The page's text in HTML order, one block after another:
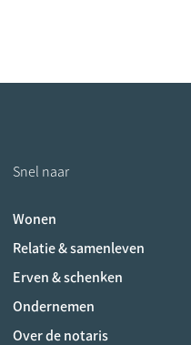
Snel naar
Wonen
Relatie & samenleven
Erven & schenken
Ondernemen
Over de notaris